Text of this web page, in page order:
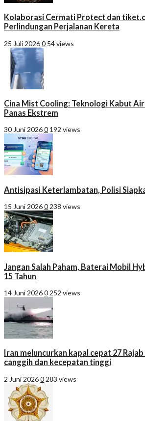
Kolaborasi Cermati Protect dan
Perlindungan Perjalanan Kereta
25 Juli 20260 54 views
Cina Mist Cooling: Teknologi Kabut
Panas Ekstrem
30 Juni 20260 192 views
Antisipasi Keterlambatan, Polisi
15 Juni 20260 238 views
Jangan Salah Paham, Baterai Mobil
15 Tahun
14 Juni 20260 252 views
Iran meluncurkan kapal cepat 27
canggih dan kecepatan tinggi
2 Juni 20260 283 views